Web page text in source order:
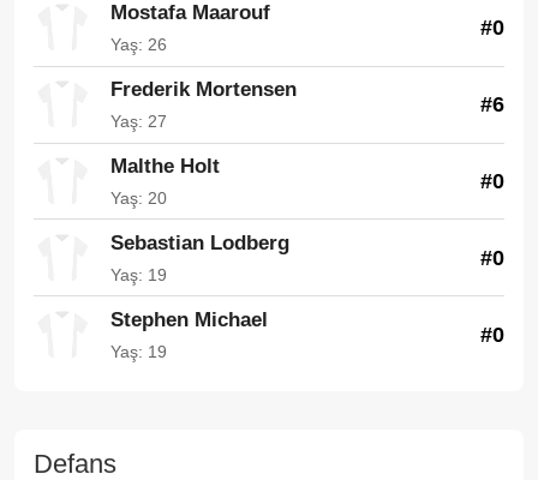
Mostafa Maarouf
Yaş: 26
#0
Frederik Mortensen
Yaş: 27
#6
Malthe Holt
Yaş: 20
#0
Sebastian Lodberg
Yaş: 19
#0
Stephen Michael
Yaş: 19
#0
Defans